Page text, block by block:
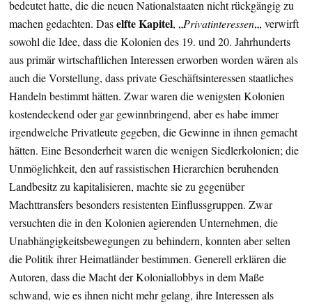
bedeutet hatte, die die neuen Nationalstaaten nicht rückgängig zu
machen gedachten. Daselfte Kapitel, „Privatinteressen„, verwirft
sowohl die Idee, dass die Kolonien des 19. und 20. Jahrhunderts
aus primär wirtschaftlichen Interessen erworben worden wären als
auch die Vorstellung, dass private Geschäftsinteressen staatliches
Handeln bestimmt hätten. Zwar waren die wenigsten Kolonien
kostendeckend oder gar gewinnbringend, aber es habe immer
irgendwelche Privatleute gegeben, die Gewinne in ihnen gemacht
hätten. Eine Besonderheit waren die wenigen Siedlerkolonien; die
Unmöglichkeit, den auf rassistischen Hierarchien beruhenden
Landbesitz zu kapitalisieren, machte sie zu gegenüber
Machttransfers besonders resistenten Einflussgruppen. Zwar
versuchten die in den Kolonien agierenden Unternehmen, die
Unabhängigkeitsbewegungen zu behindern, konnten aber selten
die Politik ihrer Heimatländer bestimmen. Generell erklären die
Autoren, dass die Macht der Koloniallobbys in dem Maße
schwand, wie es ihnen nicht mehr gelang, ihre Interessen als